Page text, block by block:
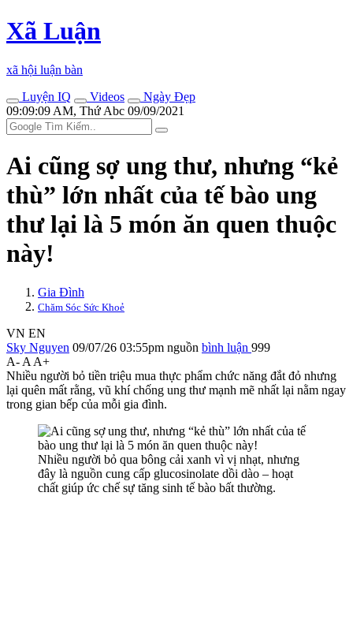
Xã Luận
xã hội luận bàn
Luyện IQ
Videos
Ngày Đẹp
09:09:09 AM, Thứ Abc 09/09/2021
Ai cũng sợ ung thư, nhưng “kẻ
thù” lớn nhất của tế bào ung
thư lại là 5 món ăn quen thuộc
này!
Gia Đình
Chăm Sóc Sức Khoẻ
VN EN
Sky Nguyen 09/07/26 03:55pm nguồn bình luận 999
A- A A+
Nhiều người bỏ tiền triệu mua thực phẩm chức năng đắt đỏ nhưng
lại quên mất rằng, vũ khí chống ung thư mạnh mẽ nhất lại nằm ngay
trong gian bếp của mỗi gia đình.
Nhiều người bỏ qua bông cải xanh vì vị nhạt, nhưng
đây là nguồn cung cấp glucosinolate dồi dào – hoạt
chất giúp ức chế sự tăng sinh tế bào bất thường.